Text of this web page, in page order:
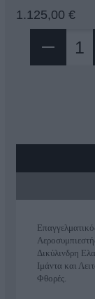
1.125,00 €
Δικύλινδρη
Ιμάντα και
Φθορές.